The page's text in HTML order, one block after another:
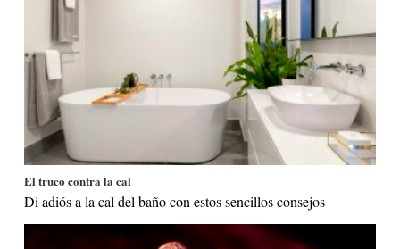
El truco contra la cal
Di adiós a la cal del baño con estos sencillos consejos